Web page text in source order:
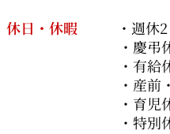
休日・休暇
・週休
・慶弔休
・有給休暇（初
・産前・産後休
・育児休暇（取
・特別休